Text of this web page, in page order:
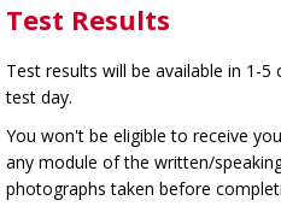
Test Results
Test results will be available in 1-
test day.
You won't be eligible to receive
any module of the written/
photographs taken before